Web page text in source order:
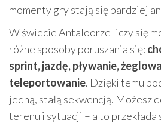
momenty gry stają się bardziej
W świecie Antaloorze liczy się
różne sposoby poruszania się:
sprint, jazdę, pływanie,
teleportowanie. Dzięki temu
jedną, stałą sekwencją. Możesz
terenu i sytuacji – a to przekłada